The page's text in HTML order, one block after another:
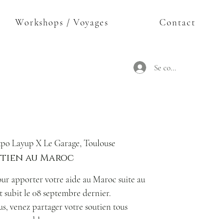
Se connecter
Workshops / Voyages Contact
Layup X Le Garage, Toulouse
au Maroc
apporter votre aide au Maroc suite au
subit le 08 septembre dernier.
venez partager votre soutien tous